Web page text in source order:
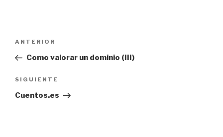
entradas
Entrada
anterior:
ANTERIOR
Como valorar un dominio (III)
Siguiente
entrada
SIGUIENTE
Cuentos.es